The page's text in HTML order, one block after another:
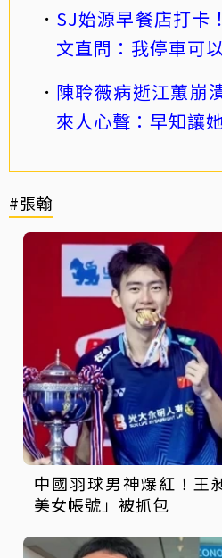
SJ始源早餐店打卡
文直問：我停車可
陳聆薇病逝江蕙崩
來人心聲：早知讓
#張翰
中國羽球男神爆紅！王
美女帳號」被抓包